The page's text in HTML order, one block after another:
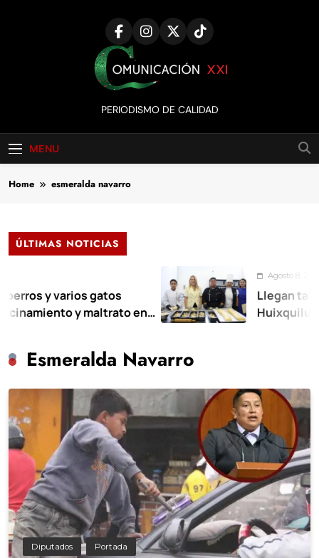
Comunicación
XXI
PERIODISMO DE CALIDAD
MENU
Home esmeralda navarro
ÚLTIMAS NOTICIAS
varios gatos
y maltrato en
Agosto 8, 2026
Llegan talleres de
Huixquilucan
Esmeralda Navarro
Diputados Portada